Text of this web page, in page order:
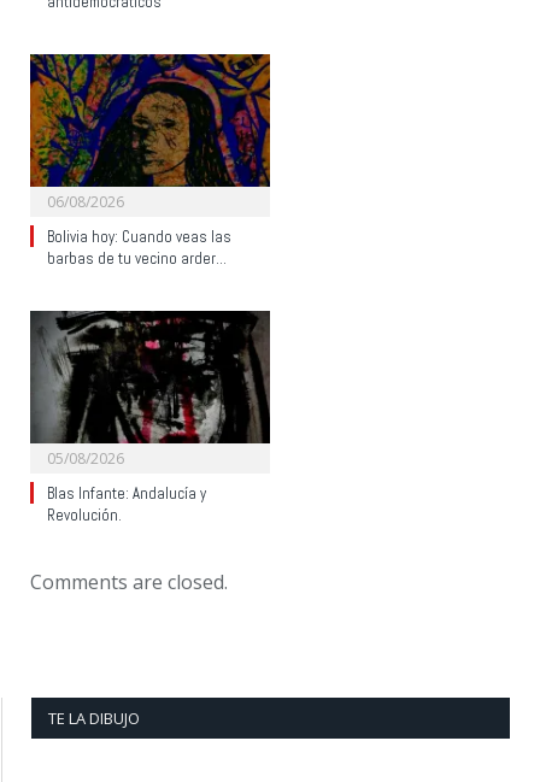
06/08/2026
Bolivia hoy: Cuando veas las
barbas de tu vecino arder…
05/08/2026
Blas Infante: Andalucía y
Revolución.
Comments are closed.
TE LA DIBUJO